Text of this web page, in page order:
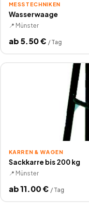
MESSTECHNIKEN
Wasserwaage
📍 Münster
ab5.50€ / Tag
KARREN & WAGEN
Sackkarre bis 200 kg
📍 Münster
ab11.00€ / Tag